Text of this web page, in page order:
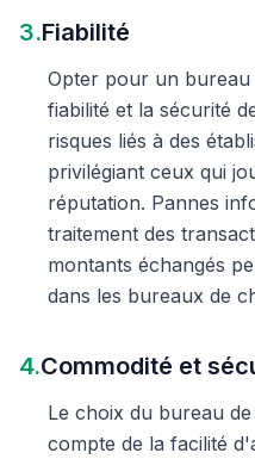
3.Fiabilité
Opter pour un bureau
fiabilité et la sécurité
risques liés à des
privilégiant ceux qui
réputation. Pannes
traitement des
montants échangés
dans les bureaux de
4.Commodité et
Le choix du bureau
compte de la facilité